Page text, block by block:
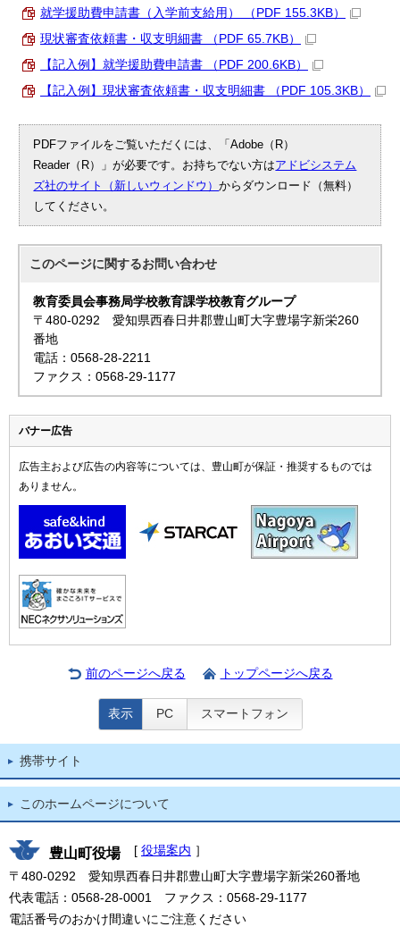
就学援助費申請書（入学前支給用） （PDF 155.3KB）
現状審査依頼書・収支明細書 （PDF 65.7KB）
【記入例】就学援助費申請書 （PDF 200.6KB）
【記入例】現状審査依頼書・収支明細書 （PDF 105.3KB）
PDFファイルをご覧いただくには、「Adobe（R）
Reader（R）」が必要です。お持ちでない方はアドビシステム
ズ社のサイト（新しいウィンドウ）からダウンロード（無料）
してください。
このページに関するお問い合わせ
教育委員会事務局学校教育課学校教育グループ
〒480-0292 愛知県西春日井郡豊山町大字豊場字新栄260
番地
電話：0568-28-2211
ファクス：0568-29-1177
バナー広告
広告主および広告の内容等については、豊山町が保証・推奨するものでは
ありません。
前のページへ戻る トップページへ戻る
表示 PC スマートフォン
携帯サイト
このホームページについて
豊山町役場 [ 役場案内 ］
〒480-0292 愛知県西春日井郡豊山町大字豊場字新栄260番地
代表電話：0568-28-0001 ファクス：0568-29-1177
電話番号のおかけ間違いにご注意ください